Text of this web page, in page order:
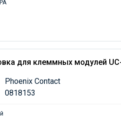
PA
для клеммных модулей
Phoenix Contact
0818153